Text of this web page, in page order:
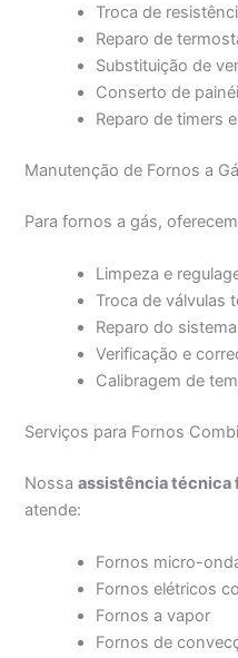
Troca de
Reparo de
Substituição de
Conserto de
Reparo de timers
Manutenção de Fornos a
Para fornos a gás,
Limpeza e
Troca de válvulas
Reparo do
Verificação e
Calibragem de
Serviços para Fornos
Nossaassistência técnica
atende:
Fornos micro-
Fornos elétricos
Fornos a vapor
Fornos de